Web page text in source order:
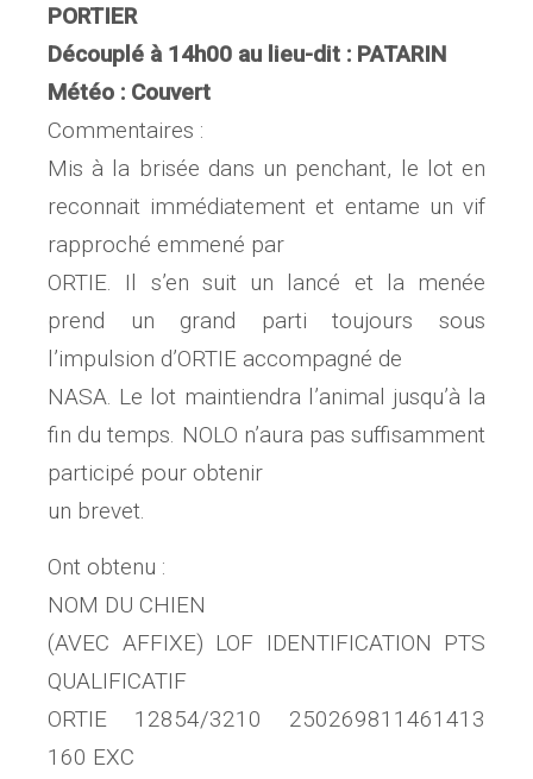
PORTIER
Découplé à 14h00 au lieu-dit : PATARIN
Météo : Couvert
Commentaires :
Mis à la brisée dans un penchant, le lot en
reconnait immédiatement et entame un vif
rapproché emmené par
ORTIE. Il s’en suit un lancé et la menée
prend un grand parti toujours sous
l’impulsion d’ORTIE accompagné de
NASA. Le lot maintiendra l’animal jusqu’à la
fin du temps. NOLO n’aura pas suffisamment
participé pour obtenir
un brevet.
Ont obtenu :
NOM DU CHIEN
(AVEC AFFIXE) LOF IDENTIFICATION PTS
QUALIFICATIF
ORTIE 12854/3210 250269811461413
160 EXC